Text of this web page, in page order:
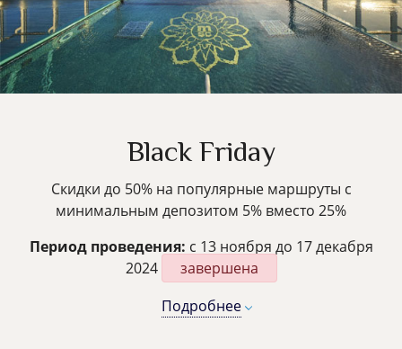
Black Friday
Скидки до 50% на популярные маршруты с
минимальным депозитом 5% вместо 25%
Период проведения: с 13 ноября до 17 декабря
2024
завершена
Подробнее